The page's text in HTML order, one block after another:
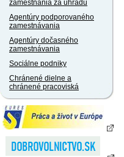
zamestnania za úhradu
Agentúry podporovaného
zamestnávania
Agentúry dočasného
zamestnávania
Sociálne podniky
Chránené dielne a
chránené pracoviská